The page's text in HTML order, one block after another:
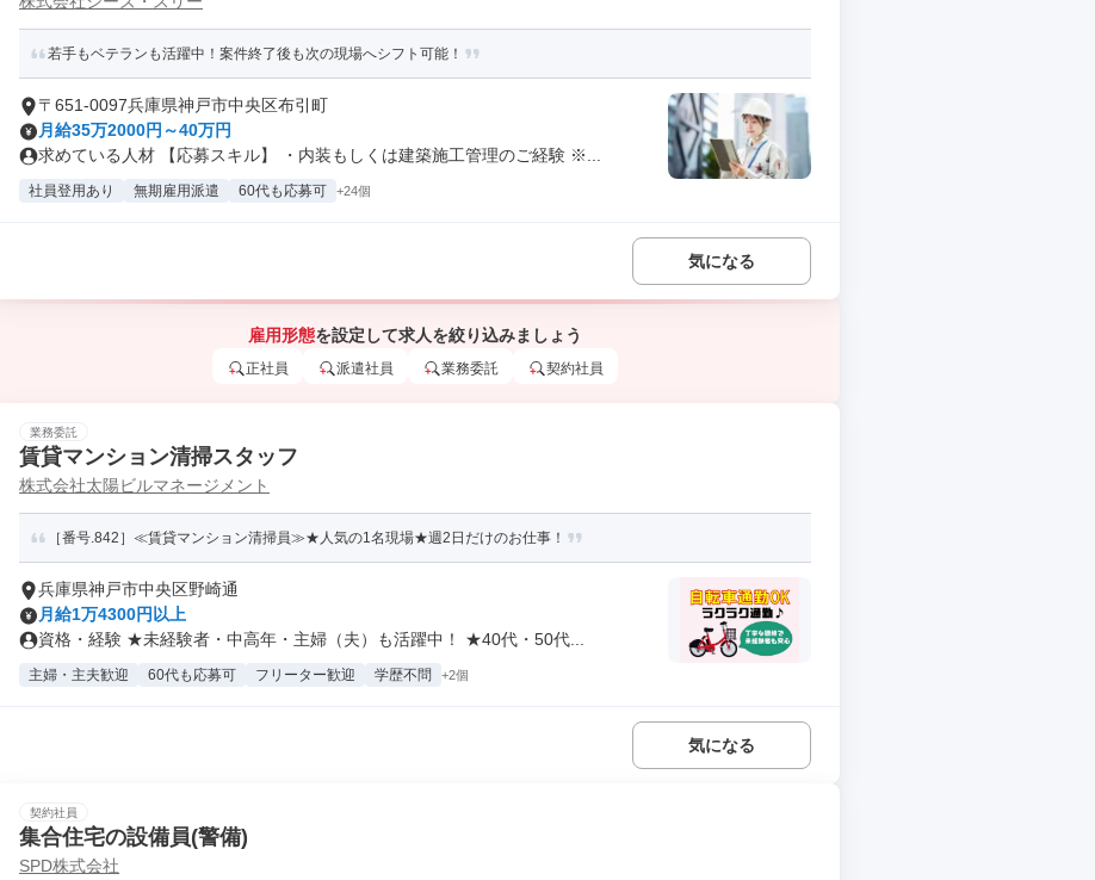
若手もベテランも活躍中！案件終了後も次の現場へシフト可能！
〒651-0097兵庫県神戸市中央区布引町
月給35万2000円～40万円
求めている人材 【応募スキル】 ・内装もしくは建築施工管理のご経験 ※...
社員登用あり 無期雇用派遣 60代も応募可 +24個
気になる
雇用形態を設定して求人を絞り込みましょう
正社員 派遣社員 業務委託 契約社員
業務委託
賃貸マンション清掃スタッフ
株式会社太陽ビルマネージメント
［番号.842］≪賃貸マンション清掃員≫★人気の1名現場★週2日だけのお仕事！
兵庫県神戸市中央区野崎通
月給1万4300円以上
資格・経験 ★未経験者・中高年・主婦（夫）も活躍中！ ★40代・50代...
主婦・主夫歓迎 60代も応募可 フリーター歓迎 学歴不問 +2個
気になる
契約社員
集合住宅の設備員(警備)
SPD株式会社